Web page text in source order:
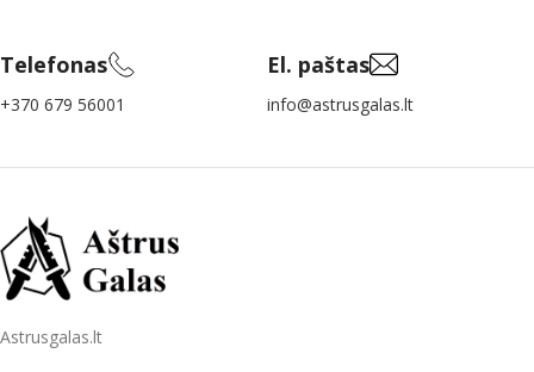
Telefonas
+370 679 56001
El. paštas
info@astrusgalas.lt
Astrusgalas.lt